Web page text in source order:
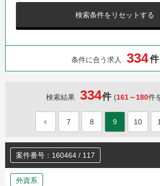
検索条件をリセットする
条件に合う求人 334件
検索結果 334件 (161～180件
7 8 9 10
案件番号：160464 / 117
外資系